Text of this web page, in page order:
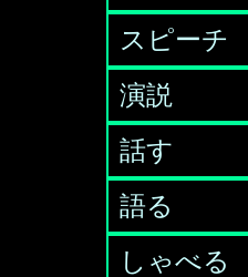
スピーチ
演説
話す
語る
しゃべる